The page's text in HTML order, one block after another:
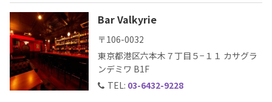
Bar Valkyrie
〒106-0032
東京都港区六本木７丁目５−１１ カサグラ
ンデミワ B1F
TEL: 03-6432-9228